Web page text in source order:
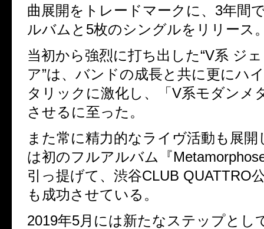
曲展開をトレードマークに、3年間
ルバムと5枚のシングルをリリース
当初から強烈に打ち出した“V系 ジ
ア”は、バンドの成長と共に更にハ
タリックに激化し、「V系モダンメ
させるに至った。
また常に精力的なライヴ活動も展開
は初のフルアルバム『
引っ提げて、渋谷CLUB QUATTRO
も成功させている。
2019年5月には新たなステップとし